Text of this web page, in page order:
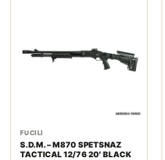
FUCILI
S.D.M. – M870 SPETSNAZ
TACTICAL 12/76 20′ BLACK